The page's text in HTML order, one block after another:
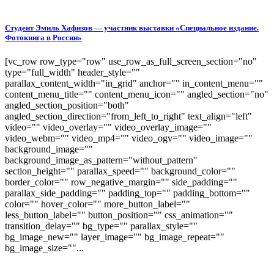
Студент Эмиль Хафизов — участник выставки «Специальное издание.
Фотокнига в России»
[vc_row row_type="row" use_row_as_full_screen_section="no"
type="full_width" header_style=""
parallax_content_width="in_grid" anchor="" in_content_menu=""
content_menu_title="" content_menu_icon="" angled_section="no"
angled_section_position="both"
angled_section_direction="from_left_to_right" text_align="left"
video="" video_overlay="" video_overlay_image=""
video_webm="" video_mp4="" video_ogv="" video_image=""
background_image=""
background_image_as_pattern="without_pattern"
section_height="" parallax_speed="" background_color=""
border_color="" row_negative_margin="" side_padding=""
parallax_side_padding="" padding_top="" padding_bottom=""
color="" hover_color="" more_button_label=""
less_button_label="" button_position="" css_animation=""
transition_delay="" bg_type="" parallax_style=""
bg_image_new="" layer_image="" bg_image_repeat=""
bg_image_size=""...